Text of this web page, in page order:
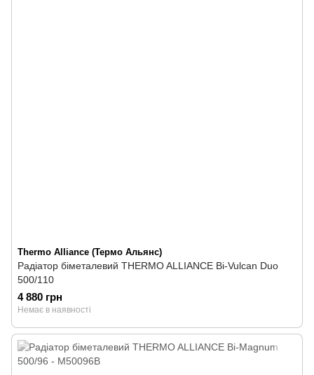
Thermo Alliance (Термо Альянс)
Радіатор біметалевий THERMO ALLIANCE Bi-Vulcan Duo
500/110
4 880 грн
Немає в наявності